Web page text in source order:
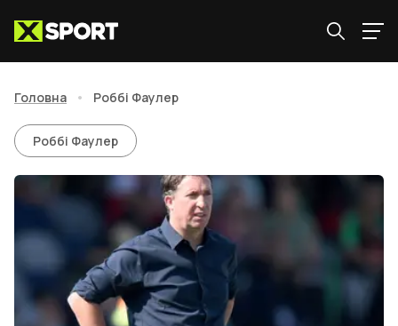
Головна • Роббі Фаулер
Роббі Фаулер
Роббі Фаулер